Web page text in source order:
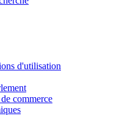
d'utilisation
commerce